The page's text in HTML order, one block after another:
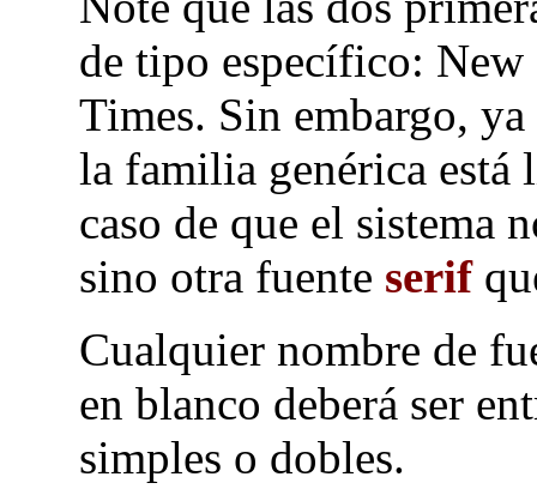
de tipo específico:
Times. Sin embargo,
la familia genérica está
caso de que el sistema
sino otra fuente serif
Cualquier nombre de
en blanco deberá ser
simples o dobles.